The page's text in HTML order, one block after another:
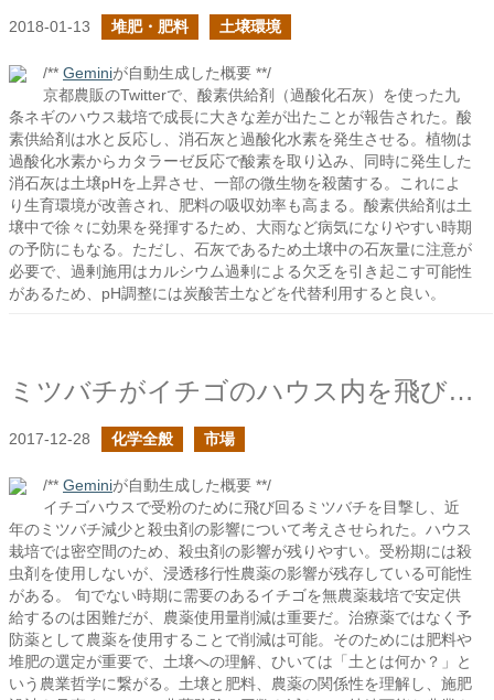
2018-01-13 堆肥・肥料 土壌環境
/** Geminiが自動生成した概要 **/
京都農販のTwitterで、酸素供給剤（過酸化石灰）を使った九
条ネギのハウス栽培で成長に大きな差が出たことが報告された。酸
素供給剤は水と反応し、消石灰と過酸化水素を発生させる。植物は
過酸化水素からカタラーゼ反応で酸素を取り込み、同時に発生した
消石灰は土壌pHを上昇させ、一部の微生物を殺菌する。これによ
り生育環境が改善され、肥料の吸収効率も高まる。酸素供給剤は土
壌中で徐々に効果を発揮するため、大雨など病気になりやすい時期
の予防にもなる。ただし、石灰であるため土壌中の石灰量に注意が
必要で、過剰施用はカルシウム過剰による欠乏を引き起こす可能性
があるため、pH調整には炭酸苦土などを代替利用すると良い。
ミツバチがイチゴのハウス内を飛び回っています
2017-12-28 化学全般 市場
/** Geminiが自動生成した概要 **/
イチゴハウスで受粉のために飛び回るミツバチを目撃し、近
年のミツバチ減少と殺虫剤の影響について考えさせられた。ハウス
栽培では密空間のため、殺虫剤の影響が残りやすい。受粉期には殺
虫剤を使用しないが、浸透移行性農薬の影響が残存している可能性
がある。 旬でない時期に需要のあるイチゴを無農薬栽培で安定供
給するのは困難だが、農薬使用量削減は重要だ。治療薬ではなく予
防薬として農薬を使用することで削減は可能。そのためには肥料や
堆肥の選定が重要で、土壌への理解、ひいては「土とは何か？」と
いう農業哲学に繋がる。土壌と肥料、農薬の関係性を理解し、施肥